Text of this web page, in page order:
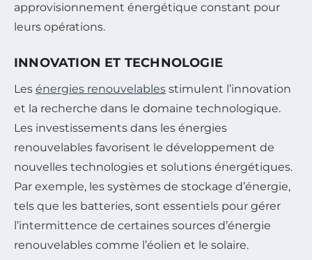
approvisionnement énergétique constant pour
leurs opérations.
INNOVATION ET TECHNOLOGIE
Les énergies renouvelables stimulent l’innovation
et la recherche dans le domaine technologique.
Les investissements dans les énergies
renouvelables favorisent le développement de
nouvelles technologies et solutions énergétiques.
Par exemple, les systèmes de stockage d’énergie,
tels que les batteries, sont essentiels pour gérer
l’intermittence de certaines sources d’énergie
renouvelables comme l’éolien et le solaire.